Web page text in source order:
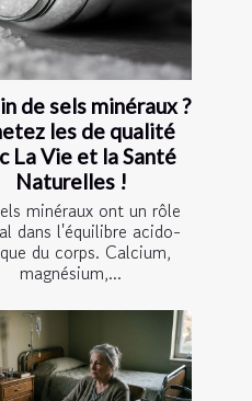
de sels minéraux ?
les de qualité
La Vie et la Santé
Naturelles !
minéraux ont un rôle
dans l'équilibre acido-
du corps. Calcium,
magnésium,...